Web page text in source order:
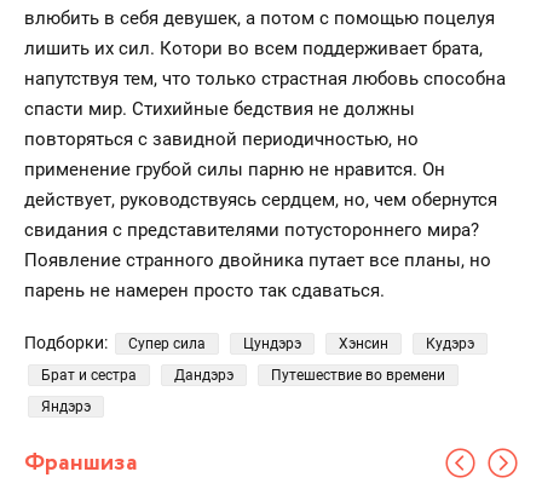
влюбить в себя девушек, а потом с помощью поцелуя
лишить их сил. Котори во всем поддерживает брата,
напутствуя тем, что только страстная любовь способна
спасти мир. Стихийные бедствия не должны
повторяться с завидной периодичностью, но
применение грубой силы парню не нравится. Он
действует, руководствуясь сердцем, но, чем обернутся
свидания с представителями потустороннего мира?
Появление странного двойника путает все планы, но
парень не намерен просто так сдаваться.
Подборки: Супер сила Цундэрэ Хэнсин
Кудэрэ
Брат и сестра
Дандэрэ
Путешествие во времени
Яндэрэ
Франшиза